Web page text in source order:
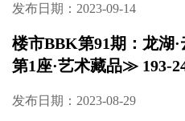
发布日期：2023-09-14
楼市BBK第91期：龙湖
第1座·艺术藏品≫ 193-
发布日期：2023-08-29